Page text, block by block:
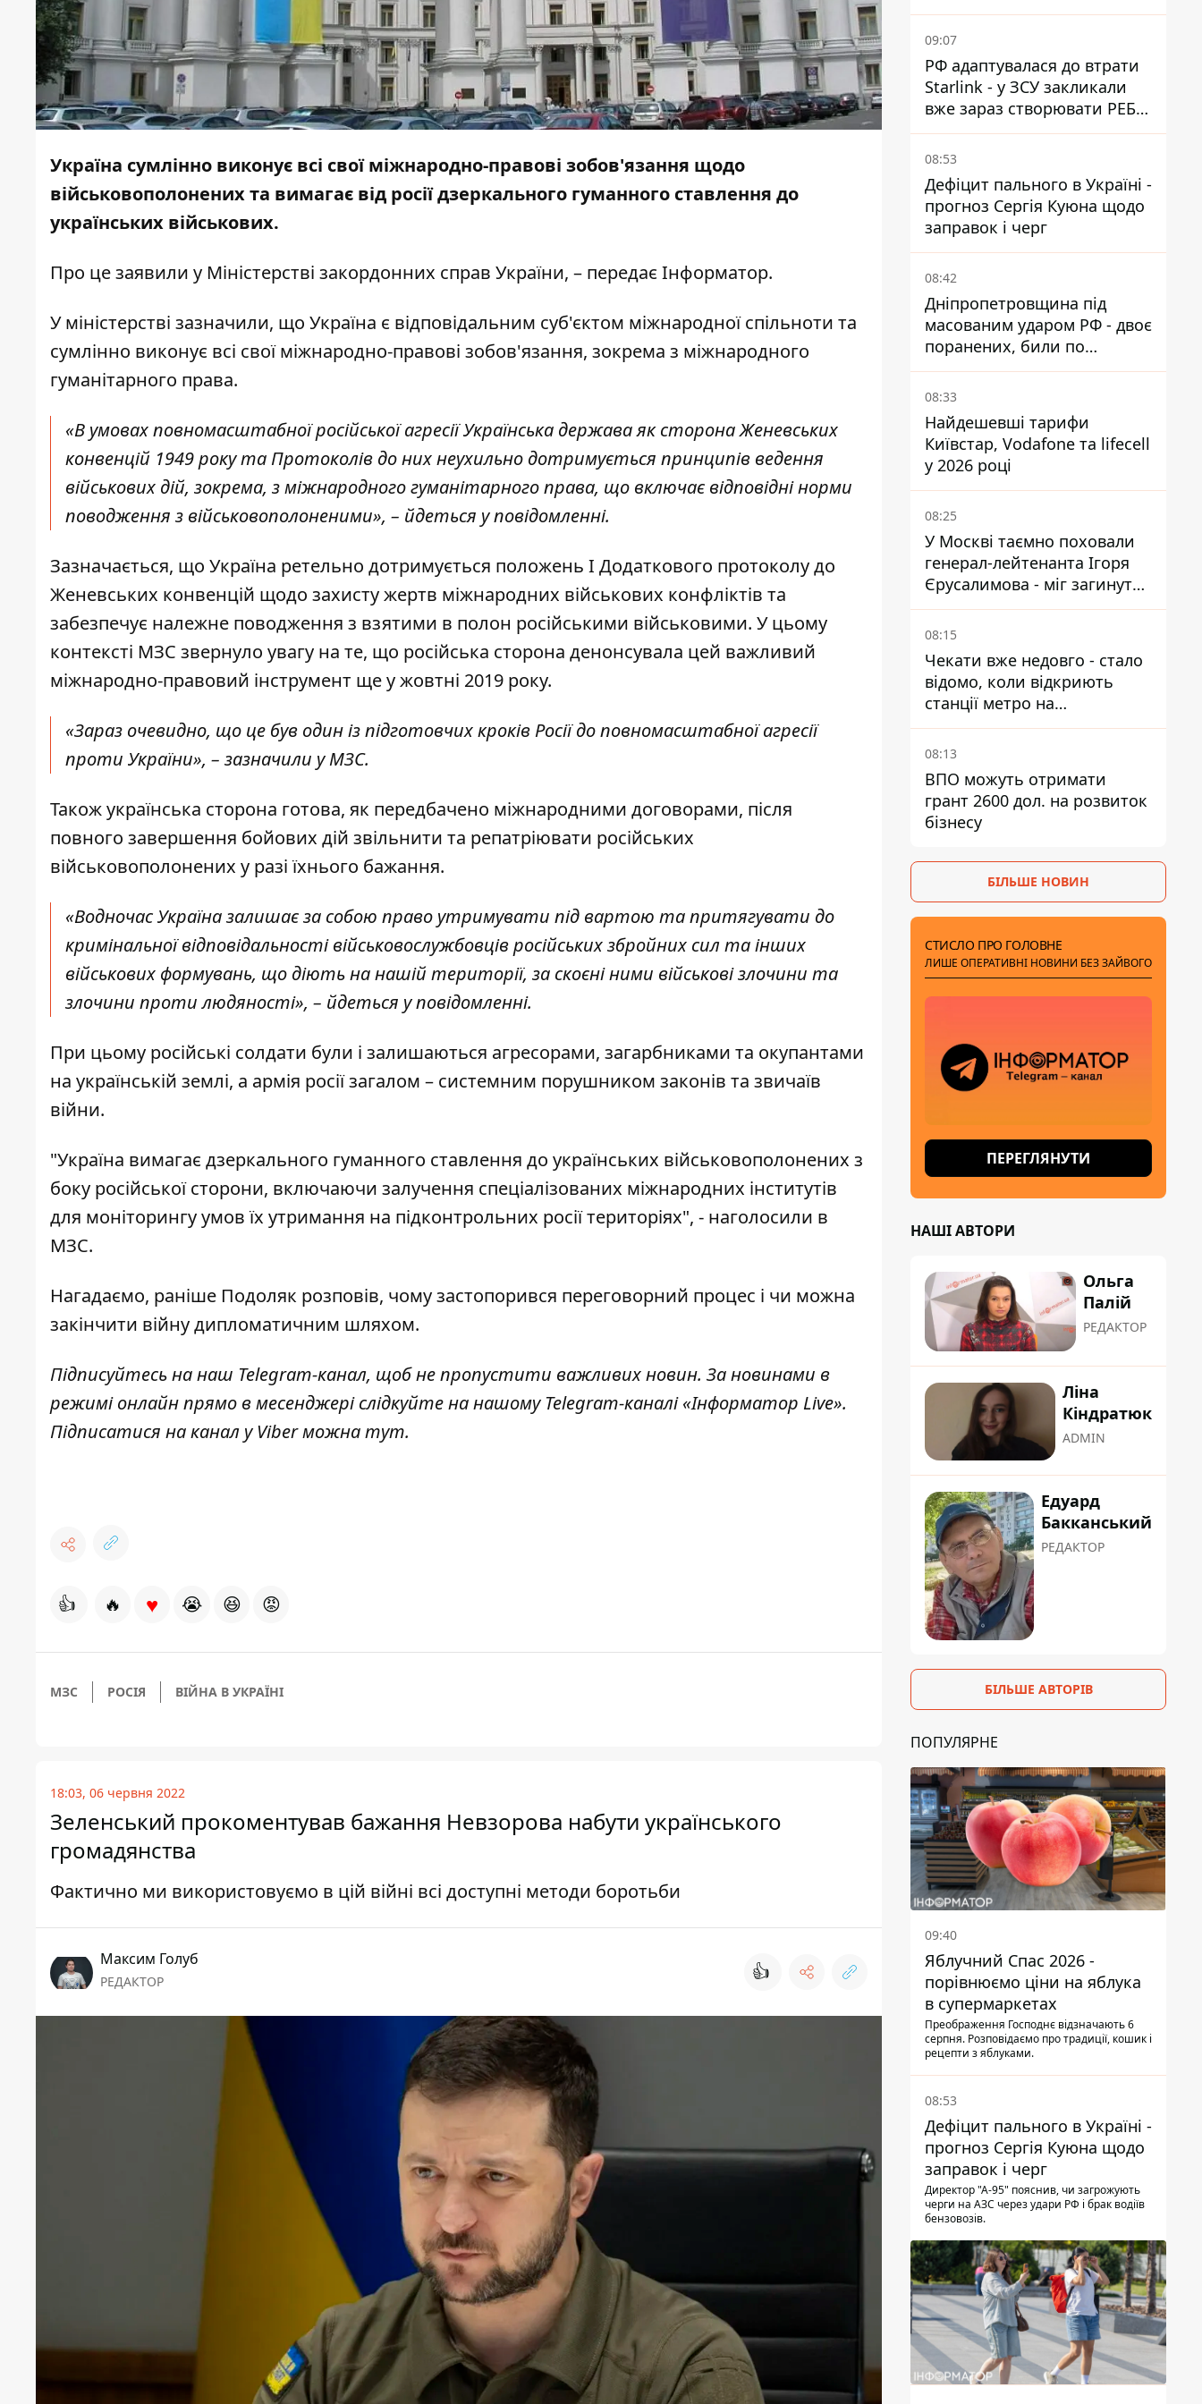
Україна сумлінно виконує всі свої міжнародно-правові зобов'язання щодо
військовополонених та вимагає від росії дзеркального гуманного ставлення до
українських військових.
Про цезаявили у Міністерстві закордонних справ України, – передає Інформатор.
У міністерстві зазначили, що Україна є відповідальним суб'єктом міжнародної спільноти та
сумлінно виконує всі свої міжнародно-правові зобов'язання, зокрема з міжнародного
гуманітарного права.
«В умовах повномасштабної російської агресії Українська держава як сторона Женевських
конвенцій 1949 року та Протоколів до них неухильно дотримується принципів ведення
військових дій, зокрема, з міжнародного гуманітарного права, що включає відповідні норми
поводження з військовополоненими», – йдеться у повідомленні.
Зазначається, що Україна ретельно дотримується положень Ι Додаткового протоколу до
Женевських конвенцій щодо захисту жертв міжнародних військових конфліктів та
забезпечує належне поводження з взятими в полон російськими військовими. У цьому
контексті МЗС звернуло увагу на те, що російська сторона денонсувала цей важливий
міжнародно-правовий інструмент ще у жовтні 2019 року.
«Зараз очевидно, що це був один із підготовчих кроків Росії до повномасштабної агресії
проти України», – зазначили у МЗС.
Також українська сторона готова, як передбачено міжнародними договорами, після
повного завершення бойових дій звільнити та репатріювати російських
військовополонених у разі їхнього бажання.
«Водночас Україна залишає за собою право утримувати під вартою та притягувати до
кримінальної відповідальності військовослужбовців російських збройних сил та інших
військових формувань, що діють на нашій території, за скоєні ними військові злочини та
злочини проти людяності», – йдеться у повідомленні.
При цьому російські солдати були і залишаються агресорами, загарбниками та окупантами
на українській землі, а армія росії загалом – системним порушником законів та звичаїв
війни.
"Україна вимагає дзеркального гуманного ставлення до українських військовополонених з
боку російської сторони, включаючи залучення спеціалізованих міжнародних інститутів
для моніторингу умов їх утримання на підконтрольних росії територіях", - наголосили в
МЗС.
Нагадаємо, раніше Подоляк розповів, чому застопорився переговорний процес і чи можна
закінчити війну дипломатичним шляхом.
Підписуйтесь на наш Telegram-канал, щоб не пропустити важливих новин. За новинами в
режимі онлайн прямо в месенджері слідкуйте на нашому Telegram-каналі«Інформатор Live».
Підписатися на канал у Viber можнатут.
👍 🔥 ♥ 😭 😆 😡
МЗС РОСІЯ ВІЙНА В УКРАЇНІ
18:03, 06 червня 2022
Зеленський прокоментував бажання Невзорова набути українського
громадянства
Фактично ми використовуємо в цій війні всі доступні методи боротьби
Максим Голуб
РЕДАКТОР 👍
09:07
РФ адаптувалася до втрати
Starlink - у ЗСУ закликали
вже зараз створювати РЕБ
проти нової загрози
08:53
Дефіцит пального в Україні -
прогноз Сергія Куюна щодо
заправок і черг
08:42
Дніпропетровщина під
масованим ударом РФ - двоє
поранених, били по
Нікопольщині та
Синельниківщині
08:33
Найдешевші тарифи
Київстар, Vodafone та lifecell
у 2026 році
08:25
У Москві таємно поховали
генерал-лейтенанта Ігоря
Єрусалимова - міг загинути
від вибуху в ресторані
08:15
Чекати вже недовго - стало
відомо, коли відкриють
станції метро на
Виноградарі
08:13
ВПО можуть отримати
грант 2600 дол. на розвиток
бізнесу
БІЛЬШЕ НОВИН
СТИСЛО ПРО ГОЛОВНЕ
ЛИШЕ ОПЕРАТИВНІ НОВИНИ БЕЗ ЗАЙВОГО
ПЕРЕГЛЯНУТИ
НАШІ АВТОРИ
Ольга
Палій
РЕДАКТОР
Ліна
Кіндратюк
ADMIN
Едуард
Бакканський
РЕДАКТОР
БІЛЬШЕ АВТОРІВ
ПОПУЛЯРНЕ
09:40
Яблучний Спас 2026 -
порівнюємо ціни на яблука
в супермаркетах
Преображення Господнє відзначають 6
серпня. Розповідаємо про традиції, кошик і
рецепти з яблуками.
08:53
Дефіцит пального в Україні -
прогноз Сергія Куюна щодо
заправок і черг
Директор "А-95" пояснив, чи загрожують
черги на АЗС через удари РФ і брак водіїв
бензовозів.